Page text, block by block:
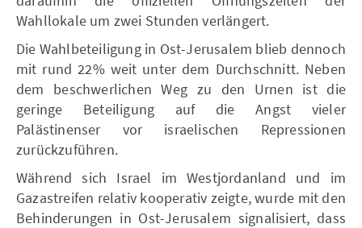
Wahllokale um zwei Stunden verlängert.
Die Wahlbeteiligung in Ost-Jerusalem blieb dennoch
mit rund 22% weit unter dem Durchschnitt. Neben
dem beschwerlichen Weg zu den Urnen ist die
geringe Beteiligung auf die Angst vieler
Palästinenser vor israelischen Repressionen
zurückzuführen.
Während sich Israel im Westjordanland und im
Gazastreifen relativ kooperativ zeigte, wurde mit den
Behinderungen in Ost-Jerusalem signalisiert, dass